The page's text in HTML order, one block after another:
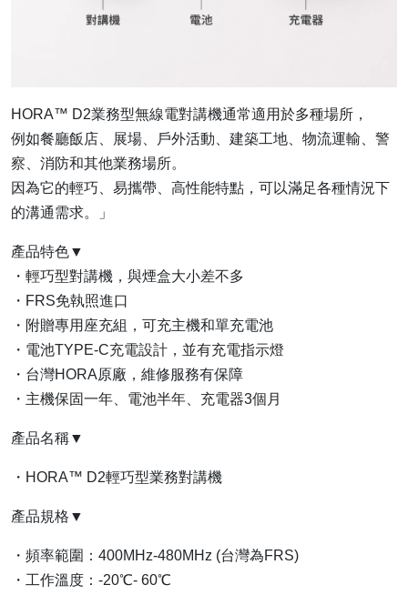
HORA™ D2業務型無線電對講機通常適用於多種場所，
例如餐廳飯店、展場、戶外活動、建築工地、物流運輸、警
察、消防和其他業務場所。
因為它的輕巧、易攜帶、高性能特點，可以滿足各種情況下
的溝通需求。」
產品特色▼
・輕巧型對講機，與煙盒大小差不多
・FRS免執照進口
・附贈專用座充組，可充主機和單充電池
・電池TYPE-C充電設計，並有充電指示燈
・台灣HORA原廠，維修服務有保障
・主機保固一年、電池半年、充電器3個月
產品名稱▼
・HORA™ D2輕巧型業務對講機
產品規格▼
・頻率範圍：400MHz-480MHz (台灣為FRS)
・工作溫度：-20℃- 60℃